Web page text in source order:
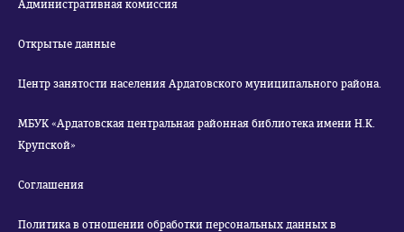
Административная комиссия
Открытые данные
Центр занятости населения Ардатовского муниципального района.
МБУК «Ардатовская центральная районная библиотека имени Н.К.
Крупской»
Соглашения
Политика в отношении обработки персональных данных в